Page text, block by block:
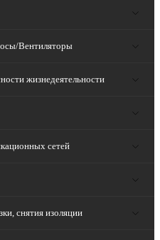
Вентиляторы
жизнедеятельности
сетей
снятия изоляции